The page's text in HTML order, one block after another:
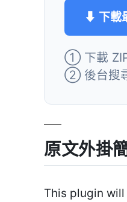
⬇ 下載
① 下載 ZIP
② 後台搜
原文外掛
This plugin